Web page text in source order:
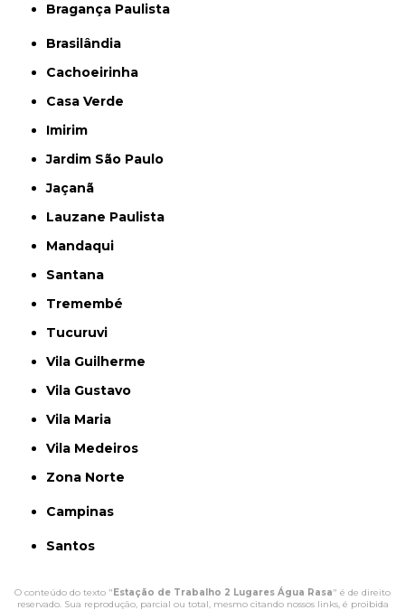
Bragança Paulista
Brasilândia
Cachoeirinha
Casa Verde
Imirim
Jardim São Paulo
Jaçanã
Lauzane Paulista
Mandaqui
Santana
Tremembé
Tucuruvi
Vila Guilherme
Vila Gustavo
Vila Maria
Vila Medeiros
Zona Norte
Campinas
Santos
O conteúdo do texto "Estação de Trabalho 2 Lugares Água Rasa" é de direito
reservado. Sua reprodução, parcial ou total, mesmo citando nossos links, é proibida